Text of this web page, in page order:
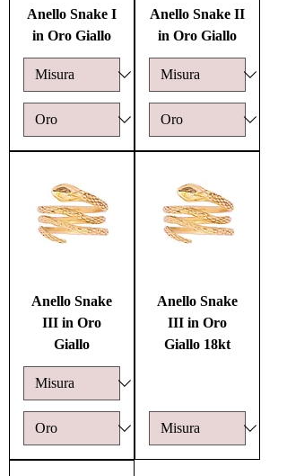
Anello Snake I
in Oro Giallo
Anello Snake II
in Oro Giallo
Anello Snake
III in Oro
Giallo
Anello Snake
III in Oro
Giallo 18kt